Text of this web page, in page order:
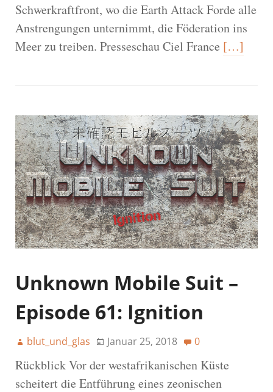
Schwerkraftfront, wo die Earth Attack Forde alle
Anstrengungen unternimmt, die Föderation ins
Meer zu treiben. Presseschau Ciel France […]
Unknown Mobile Suit –
Episode 61: Ignition
blut_und_glas Januar 25, 2018 0
Rückblick Vor der westafrikanischen Küste
scheitert die Entführung eines zeonischen